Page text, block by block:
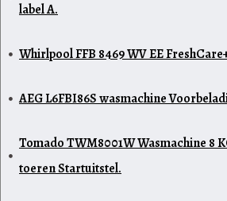
label A.
Whirlpool FFB 8469 WV EE
AEG L6FBI86S wasmachine
Tomado TWM8001W Wasmachine 8
toeren Startuitstel.